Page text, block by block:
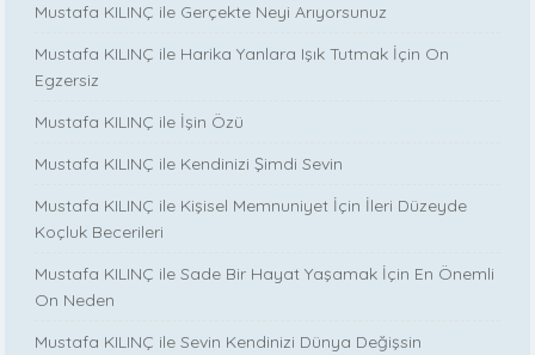
Mustafa KILINÇ ile Gerçekte Neyi Arıyorsunuz
Mustafa KILINÇ ile Harika Yanlara Işık Tutmak İçin On
Egzersiz
Mustafa KILINÇ ile İşin Özü
Mustafa KILINÇ ile Kendinizi Şimdi Sevin
Mustafa KILINÇ ile Kişisel Memnuniyet İçin İleri Düzeyde
Koçluk Becerileri
Mustafa KILINÇ ile Sade Bir Hayat Yaşamak İçin En Önemli
On Neden
Mustafa KILINÇ ile Sevin Kendinizi Dünya Değişsin